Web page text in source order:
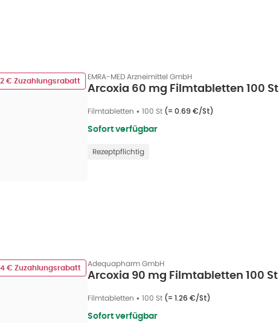
€ Zuzahlungsrabatt EMRA-MED Arzneimittel GmbH
Arcoxia 60 mg Filmtabletten 100 St
Filmtabletten • 100 St (= 0.69 €/St)
Sofort verfügbar
Rezeptpflichtig
€ Zuzahlungsrabatt Adequapharm GmbH
Arcoxia 90 mg Filmtabletten 100 St
Filmtabletten • 100 St (= 1.26 €/St)
Sofort verfügbar